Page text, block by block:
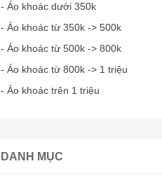
- Áo khoác dưới 350k
- Áo khoác từ 350k -> 500k
- Áo khoác từ 500k -> 800k
- Áo khoác từ 800k -> 1 triệu
- Áo khoác trên 1 triệu
DANH MỤC